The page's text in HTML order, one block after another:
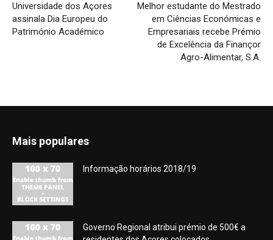
Universidade dos Açores
assinala Dia Europeu do
Património Académico
Melhor estudante do Mestrado
em Ciências Económicas e
Empresariais recebe Prémio
de Excelência da Finançor
Agro-Alimentar, S.A.
Mais populares
Informação horários 2018/19
Governo Regional atribui prémio de 500€ a